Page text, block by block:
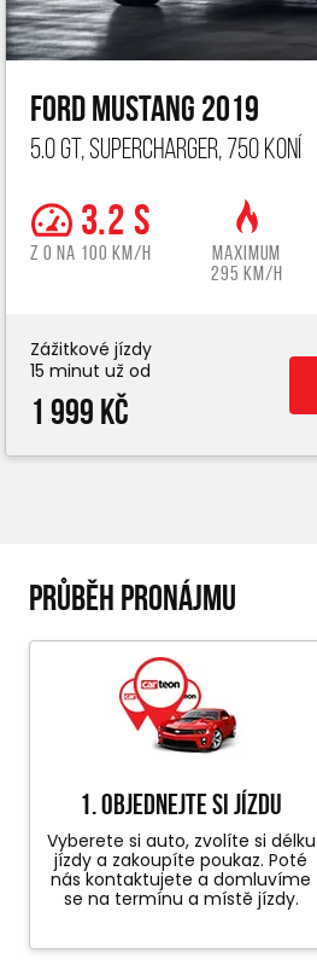
Ford Mustang 2019
5.0 GT, Supercharger, 750 koní
3.2 s
z 0 na 100 km/h
Maximum
295 km/h
Zážitkové jízdy
15 minut už od
1 999 Kč
PRŮBĚH PRONÁJMU
1. objednejte si jízdu
Vyberete si auto, zvolíte si délku
jízdy a zakoupíte poukaz. Poté
nás kontaktujete a domluvíme
se na termínu a místě jízdy.